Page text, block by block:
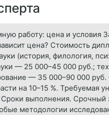
работу: цена и
цена? Стоимость
(история, филология,
— 25 000–45 000 руб.;
— 35 000–90 000
на 10–15 %. Требуемая
выполнения. Срочный
методологии